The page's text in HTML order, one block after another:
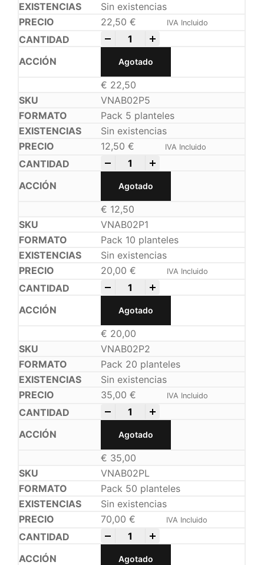
Sin existencias
22,50€ IVA Incluido
Agotado
€ 22,50
VNAB02P5
Pack 5 planteles
Sin existencias
12,50€ IVA Incluido
Agotado
€ 12,50
VNAB02P1
Pack 10 planteles
Sin existencias
20,00€ IVA Incluido
Agotado
€ 20,00
VNAB02P2
Pack 20 planteles
Sin existencias
35,00€ IVA Incluido
Agotado
€ 35,00
VNAB02PL
Pack 50 planteles
Sin existencias
70,00€ IVA Incluido
Agotado